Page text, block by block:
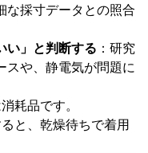
な採寸データとの照合
い」と判断する ：研究
スや、静電気が問題に
耗品です。
と、乾燥待ちで着用